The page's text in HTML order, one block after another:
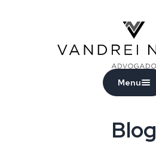
Menu
Blog